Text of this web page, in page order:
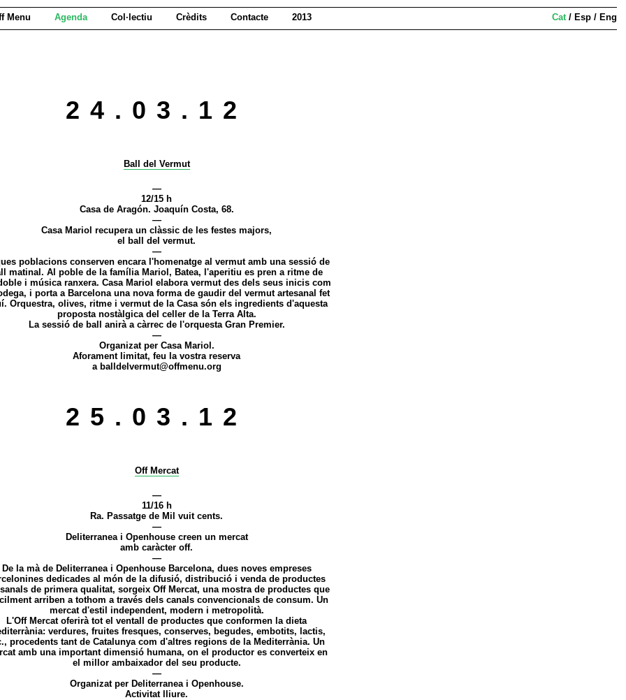
Menu Agenda Col·lectiu Crèdits Contacte 2013 Cat/ Esp/ Eng
24.03.12
Ball del Vermut
—
12/15 h
Casa de Aragón. Joaquín Costa, 68.
—
Casa Mariol recupera un clàssic de les festes majors,
el ball del vermut.
—
poblacions conserven encara l'homenatge al vermut amb una sessió de
matinal. Al poble de la família Mariol, Batea, l'aperitiu es pren a ritme de
i música ranxera. Casa Mariol elabora vermut des dels seus inicis com
i porta a Barcelona una nova forma de gaudir del vermut artesanal fet
Orquestra, olives, ritme i vermut de la Casa són els ingredients d'aquesta
proposta nostàlgica del celler de la Terra Alta.
La sessió de ball anirà a càrrec de l'orquesta Gran Premier.
—
Organizat per Casa Mariol.
Aforament limitat, feu la vostra reserva
a balldelvermut@offmenu.org
25.03.12
Off Mercat
—
11/16 h
Ra. Passatge de Mil vuit cents.
—
Deliterranea i Openhouse creen un mercat
amb caràcter off.
—
De la mà de Deliterranea i Openhouse Barcelona, dues noves empreses
dedicades al món de la difusió, distribució i venda de productes
de primera qualitat, sorgeix Off Mercat, una mostra de productes que
arriben a tothom a través dels canals convencionals de consum. Un
mercat d'estil independent, modern i metropolità.
L'Off Mercat oferirà tot el ventall de productes que conformen la dieta
verdures, fruites fresques, conserves, begudes, embotits, lactis,
procedents tant de Catalunya com d'altres regions de la Mediterrània. Un
amb una important dimensió humana, on el productor es converteix en
el millor ambaixador del seu producte.
—
Organizat per Deliterranea i Openhouse.
Activitat lliure.